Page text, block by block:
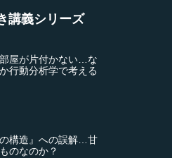
講義シリーズ
屋が片付かない…な
行動分析学で考える
の構造』への誤解…甘
のなのか？